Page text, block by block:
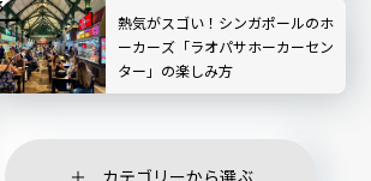
熱気がスゴい！シンガポールのホ
ーカーズ「ラオパサホーカーセン
ター」の楽しみ方
カテゴリーから選ぶ